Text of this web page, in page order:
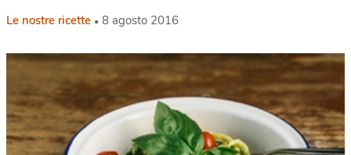
Le nostre ricette 8 agosto 2016